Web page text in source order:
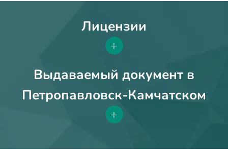
Лицензии
+
Выдаваемый документ в
Петропавловск-Камчатском
+